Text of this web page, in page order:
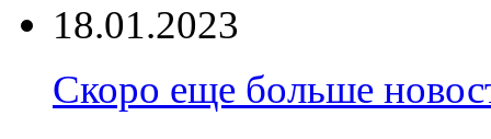
18.01.2023
Скоро еще больше